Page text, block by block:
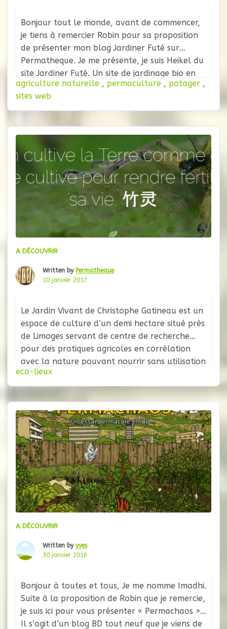
Bonjour tout le monde, avant de commencer,
je tiens à remercier Robin pour sa proposition
de présenter mon blog Jardiner Futé sur
Permatheque. Je me présente, je suis Heikel du
site Jardiner Futé. Un site de jardinage bio en
permaculture pour les jardiniers et curieux de
tout horizon. Chaque semaine je partage sur
mon
agriculture naturelle , permaculture , potager ,
sites web
A DÉCOUVRIR
Written by Permatheque
10 janvier 2017
Le Jardin Vivant de Christophe Gatineau est un
espace de culture d’un demi hectare situé près
de Limoges servant de centre de recherche
pour des pratiques agricoles en corrélation
avec la nature pouvant nourrir sans utilisation
d’intrants fossiles, chimiques ou de machines.
Plus de 200 variétés d’arbres et plantes s’y
épanouissent en auto-fertilité : le
eco-lieux
A DÉCOUVRIR
Written by yves
30 janvier 2016
Bonjour à toutes et tous, Je me nomme Imadhi.
Suite à la proposition de Robin que je remercie,
je suis ici pour vous présenter « Permachaos ».
Il s’agit d’un blog BD tout neuf que je viens de